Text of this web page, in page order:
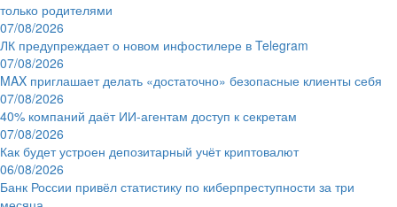
только родителями
07/08/2026
ЛК предупреждает о новом инфостилере в Telegram
07/08/2026
MAX приглашает делать «достаточно» безопасные клиенты себя
07/08/2026
40% компаний даёт ИИ‑агентам доступ к секретам
07/08/2026
Как будет устроен депозитарный учёт криптовалют
06/08/2026
Банк России привёл статистику по киберпреступности за три